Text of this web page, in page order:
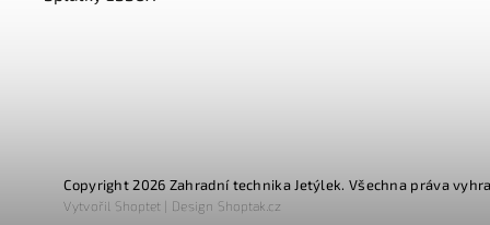
Copyright 2026 Zahradní technika Jetýlek. Všechna práva
VytvořilShoptet | DesignShoptak.cz